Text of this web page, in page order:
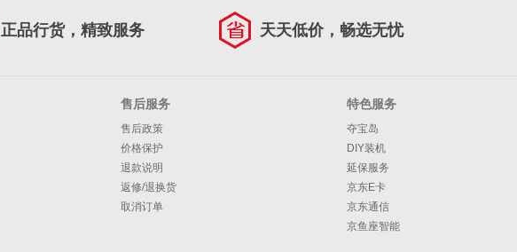
正品行货，精致服务 天天低价，畅选无忧
售后服务
售后政策
价格保护
退款说明
返修/退换货
取消订单
特色服务
夺宝岛
DIY装机
延保服务
京东E卡
京东通信
京鱼座智能